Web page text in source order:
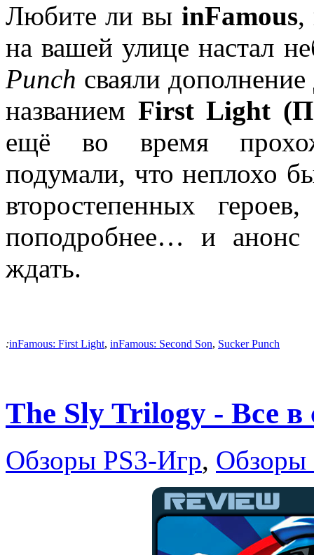
Любите ли вы inFamous,
на вашей улице настал
Punch сваяли
названием First Light
ещё во время
подумали, что неплохо
второстепенных
поподробнее… и анонс
ждать.
:inFamous: First Light, inFamous: Second Son, Sucker Punch
The Sly Trilogy - Все в
Обзоры PS3-Игр, Обзоры